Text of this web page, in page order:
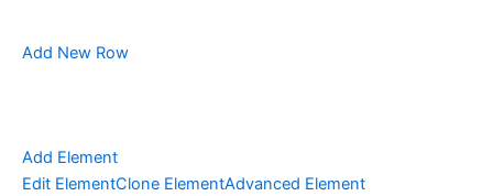
Add New Row
Add Element
Edit ElementClone ElementAdvanced Element